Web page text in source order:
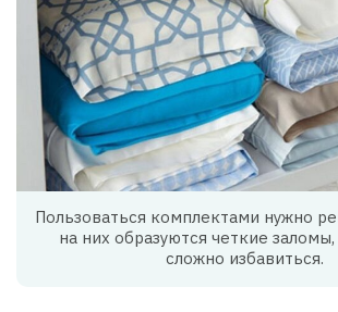
Пользоваться комплектами нужно
на них образуются четкие
сложно избавиться.